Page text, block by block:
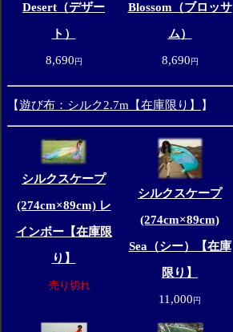
Desert（デザー
ト）
8,690円
Blossom（ブロッサ
ム）
8,690円
【遊び布：シルク2.7m【在庫限り】 】
シルクスケープ
(274cm×89cm) レ
インボー【在庫限
り】
売り切れ
シルクスケープ
(274cm×89cm)
Sea（シー）【在庫
限り】
11,000円